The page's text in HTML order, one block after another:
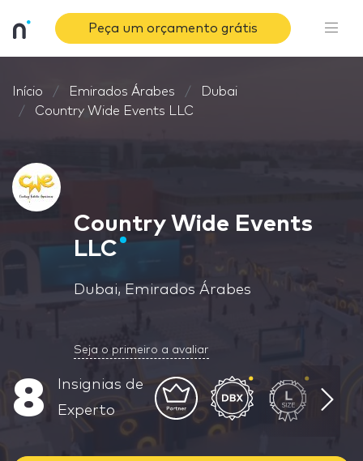
Peça um orçamento grátis
Início Emirados Árabes
Dubai
Country Wide Events LLC
Country Wide Events
LLC
Dubai, Emirados Árabes
Seja o primeiro a avaliar
8
Insignias de
Experto